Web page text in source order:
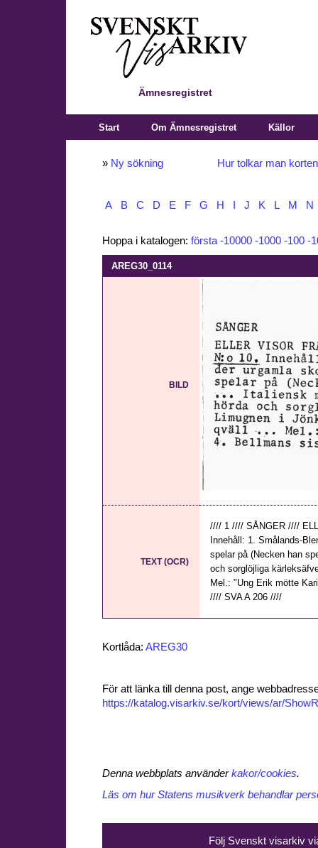
Ämnesregistret
Start Om Ämnesregistret Källor
» Ny sökning Hur tolkar man
A B C D E F G H J K L M N
Hoppa i katalogen: första -10000 -1000 -100 -
AREG30_0114
BILD
TEXT (OCR)
//// 1 //// SÅNGER ////
Innehåll: 1. Smålands-
spelar på (Necken han
och sorglöjliga
Mel.: "Ung Erik mötte
//// SVA A 206 ////
Kortlåda: AREG30
För att länka till denna post, ange
https://katalog.visarkiv.se/kort/views/ar/
Denna webbplats använderkakor/cookies.
Läs om hur Statens musikverk behandlar
Följ Svenskt visarkiv